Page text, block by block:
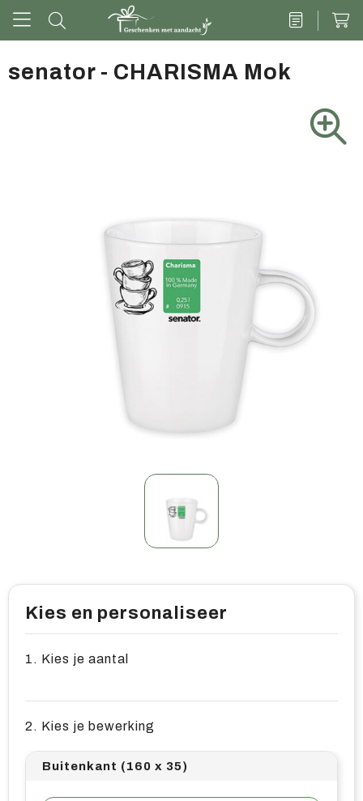
Vrije tijd & outdoor
Zoete cadeaus
Overige relatiegeschenken
senator - CHARISMA Mok
Kies en personaliseer
1. Kies je aantal
2. Kies je bewerking
Buitenkant (160 x 35)